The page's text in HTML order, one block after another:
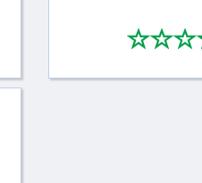
**